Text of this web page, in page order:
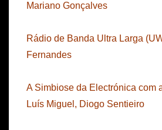
Mariano Gonçalves
Rádio de Banda Ultra Larga
Fernandes
A Simbiose da Electrónica com
Luís Miguel, Diogo Sentieiro